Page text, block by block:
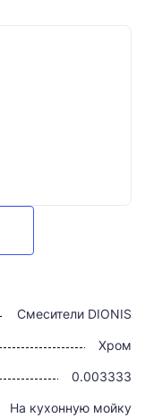
Смесители DIONIS
Хром
0.003333
На кухонную мойку